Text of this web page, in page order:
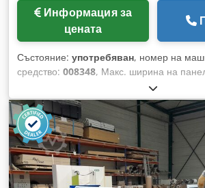
Информация за
цената
Състояние: употребяван, номер на
средство: 008348, Макс. ширина на
дължина на панела: 1600 мм Dkodpfx
издаване на главния трион: 125 мм
челюсти: 5